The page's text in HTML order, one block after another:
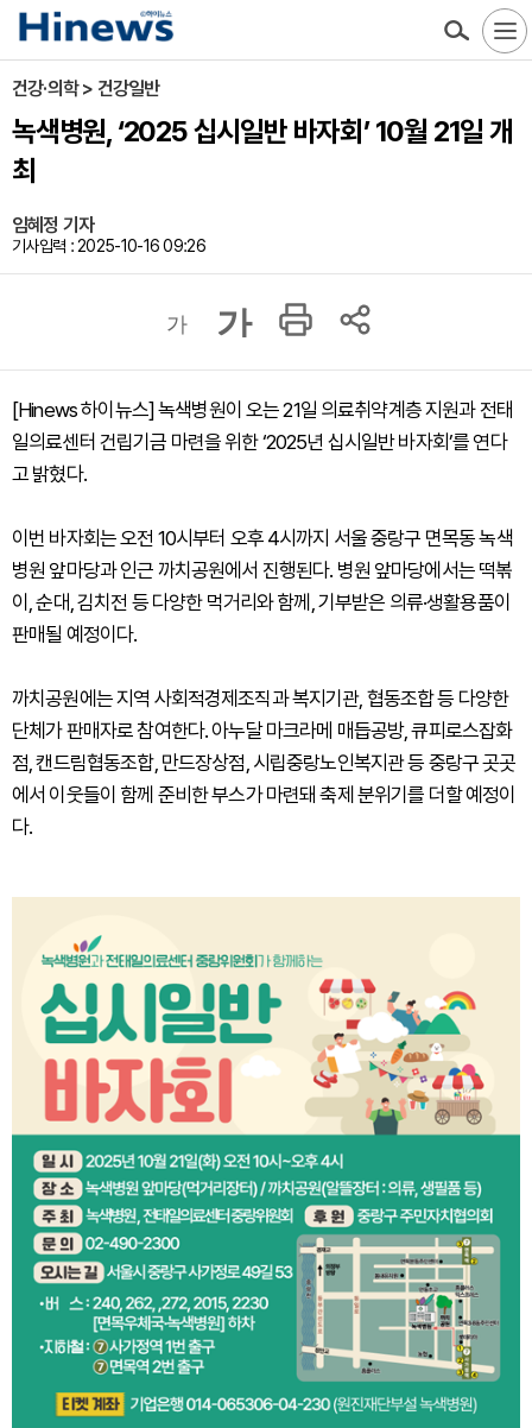
건강·의학 > 건강일반
녹색병원, ‘2025 십시일반 바자회’ 10월 21일 개
최
임혜정 기자
기사입력 : 2025-10-16 09:26
가 가
[Hinews 하이뉴스] 녹색병원이 오는 21일 의료취약계층 지원과 전태
일의료센터 건립기금 마련을 위한 ‘2025년 십시일반 바자회’를 연다
고 밝혔다.
이번 바자회는 오전 10시부터 오후 4시까지 서울 중랑구 면목동 녹색
병원 앞마당과 인근 까치공원에서 진행된다. 병원 앞마당에서는 떡볶
이, 순대, 김치전 등 다양한 먹거리와 함께, 기부받은 의류·생활용품이
판매될 예정이다.
까치공원에는 지역 사회적경제조직과 복지기관, 협동조합 등 다양한
단체가 판매자로 참여한다. 아누달 마크라메 매듭공방, 큐피로스잡화
점, 캔드림협동조합, 만드장상점, 시립중랑노인복지관 등 중랑구 곳곳
에서 이웃들이 함께 준비한 부스가 마련돼 축제 분위기를 더할 예정이
다.